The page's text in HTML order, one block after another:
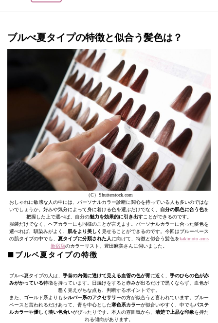
ブルべ夏タイプの特徴と似合う髪色は？
（C）Shutterstock.com
おしゃれに敏感な人の中には、パーソナルカラー診断に関心を持っている人も多いのではな
いでしょうか。好みや気分によって身に着ける色を選ぶだけでなく、 自分の肌色に合う色を
把握した上で選べば、自分の魅力を効果的に引き出すことができるのです。
服装だけでなく、ヘアカラーにも同様のことが言えます。パーソナルカラーに合った髪色を
選べれば、馴染みがよく、
肌をより美しく 見せることができるのです。今回はブルーベース
の肌タイプの中でも、 夏タイプに分類された人 に向けて、特徴と似合う髪色をkakimoto arms
新宿店のカラーリスト、豊田麻美さんに伺いました。
■ブルベ夏タイプの特徴
ブルべ夏タイプの人は、 手首の内側に透けて見える血管の色が青に近く、 手のひらの色が赤
みがかっている特徴を持っています。日焼けをすると赤みが出るだけで黒くならず、血色が
悪く見えがちな点も、判断するポイントです。
また、ゴールド系よりもシルバー系のアクセサリーの方が似合うと言われています。ブルー
ベースと言われるだけあって、青を中心とした寒色系カラーが似合いやすく、中でもパステ
ルカラーや優しく淡い色合いがぴったりです。本人の雰囲気から、 清楚で上品な印象を持た
れる傾向があります。